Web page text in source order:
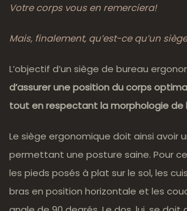
Votre corps vous en remerciera!
Mais, finalement, qu’est-ce qu’un
L’objectif d’un siège de bureau
d’assurer une position du corps
tout en respectant la morphologie de
Le siège ergonomique doit ainsi avoir
permettant une posture saine. Pour
les pieds posés à plat sur le sol, les
bras en position horizontale et les